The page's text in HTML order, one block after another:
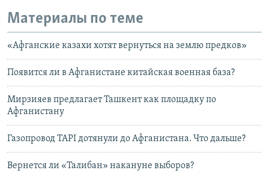
Материалы по теме
«Афганские казахи хотят вернуться на землю предков»
Появится ли в Афганистане китайская военная база?
Мирзияев предлагает Ташкент как площадку по
Афганистану
Газопровод TAPI дотянули до Афганистана. Что дальше?
Вернется ли «Талибан» накануне выборов?